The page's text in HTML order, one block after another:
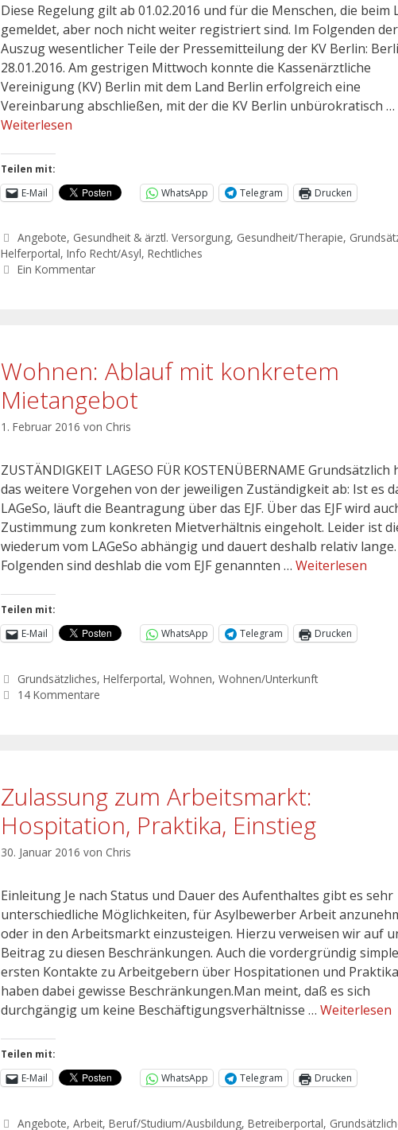
Diese Regelung gilt ab 01.02.2016 und für die Menschen, die beim
gemeldet, aber noch nicht weiter registriert sind. Im Folgenden der
Auszug wesentlicher Teile der Pressemitteilung der KV Berlin:
28.01.2016. Am gestrigen Mittwoch konnte die Kassenärztliche
Vereinigung (KV) Berlin mit dem Land Berlin erfolgreich eine
Vereinbarung abschließen, mit der die KV Berlin unbürokratisch …
Weiterlesen
Teilen mit:
E-Mail
WhatsApp Telegram Drucken
Angebote, Gesundheit & ärztl. Versorgung, Gesundheit/Therapie,
Helferportal, Info Recht/Asyl, Rechtliches
Ein Kommentar
Wohnen: Ablauf mit konkretem
Mietangebot
1. Februar 2016 von Chris
ZUSTÄNDIGKEIT LAGESO FÜR KOSTENÜBERNAME Grundsätzlich
das weitere Vorgehen von der jeweiligen Zuständigkeit ab: Ist es
LAGeSo, läuft die Beantragung über das EJF. Über das EJF wird
Zustimmung zum konkreten Mietverhältnis eingeholt. Leider ist
wiederum vom LAGeSo abhängig und dauert deshalb relativ
Folgenden sind deshlab die vom EJF genannten … Weiterlesen
Teilen mit:
E-Mail
WhatsApp Telegram Drucken
Grundsätzliches,Helferportal,Wohnen,Wohnen/Unterkunft
14 Kommentare
Zulassung zum Arbeitsmarkt:
Hospitation, Praktika, Einstieg
30. Januar 2016 von Chris
Einleitung Je nach Status und Dauer des Aufenthaltes gibt es sehr
unterschiedliche Möglichkeiten, für Asylbewerber Arbeit
oder in den Arbeitsmarkt einzusteigen. Hierzu verweisen wir auf
Beitrag zu diesen Beschränkungen. Auch die vordergründig
ersten Kontakte zu Arbeitgebern über Hospitationen und Praktika
haben dabei gewisse Beschränkungen.Man meint, daß es sich
durchgängig um keine Beschäftigungsverhältnisse … Weiterlesen
Teilen mit:
E-Mail
WhatsApp Telegram Drucken
Angebote,Arbeit,Beruf/Studium/Ausbildung,Betreiberportal,